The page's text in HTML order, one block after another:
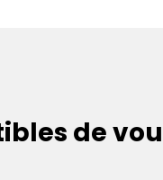
de